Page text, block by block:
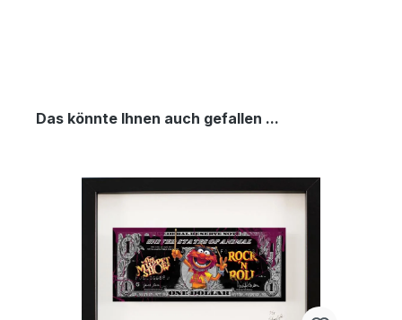
Das könnte Ihnen auch gefallen ...